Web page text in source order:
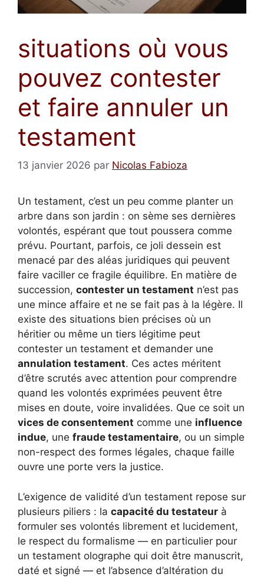
situations où vous
pouvez contester
et faire annuler un
testament
13 janvier 2026 par Nicolas Fabioza
Un testament, c’est un peu comme planter un
arbre dans son jardin : on sème ses dernières
volontés, espérant que tout poussera comme
prévu. Pourtant, parfois, ce joli dessein est
menacé par des aléas juridiques qui peuvent
faire vaciller ce fragile équilibre. En matière de
succession, contester un testament n’est pas
une mince affaire et ne se fait pas à la légère. Il
existe des situations bien précises où un
héritier ou même un tiers légitime peut
contester un testament et demander une
annulation testament. Ces actes méritent
d’être scrutés avec attention pour comprendre
quand les volontés exprimées peuvent être
mises en doute, voire invalidées. Que ce soit un
vices de consentement comme une influence
indue, une fraude testamentaire, ou un simple
non-respect des formes légales, chaque faille
ouvre une porte vers la justice.
L’exigence de validité d’un testament repose sur
plusieurs piliers : la capacité du testateur à
formuler ses volontés librement et lucidement,
le respect du formalisme — en particulier pour
un testament olographe qui doit être manuscrit,
daté et signé — et l’absence d’altération du